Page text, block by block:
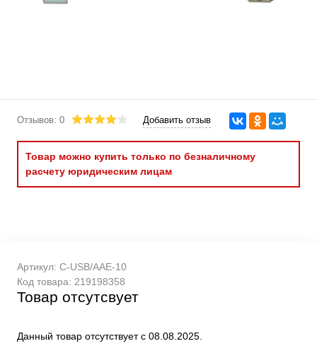
Отзывов: 0 Добавить отзыв
Товар можно купить только по безналичному
расчету юридическим лицам
Артикул: C-USB/AAE-10
Код товара: 219198358
Товар отсутсвует
Данный товар отсутствует с 08.08.2025.